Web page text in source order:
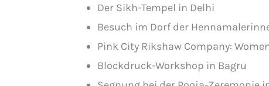
Der Sikh-Tempel in Delhi
Besuch im Dorf der
Pink City Rikshaw Company:
Blockdruck-Workshop in Bagru